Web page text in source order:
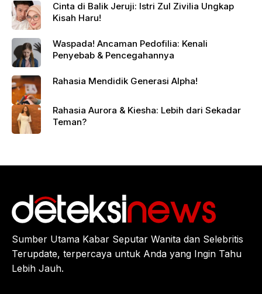
Cinta di Balik Jeruji: Istri Zul Zivilia Ungkap
Kisah Haru!
Waspada! Ancaman Pedofilia: Kenali
Penyebab & Pencegahannya
Rahasia Mendidik Generasi Alpha!
Rahasia Aurora & Kiesha: Lebih dari Sekadar
Teman?
Sumber Utama Kabar Seputar Wanita dan Selebritis
Terupdate, terpercaya untuk Anda yang Ingin Tahu
Lebih Jauh.